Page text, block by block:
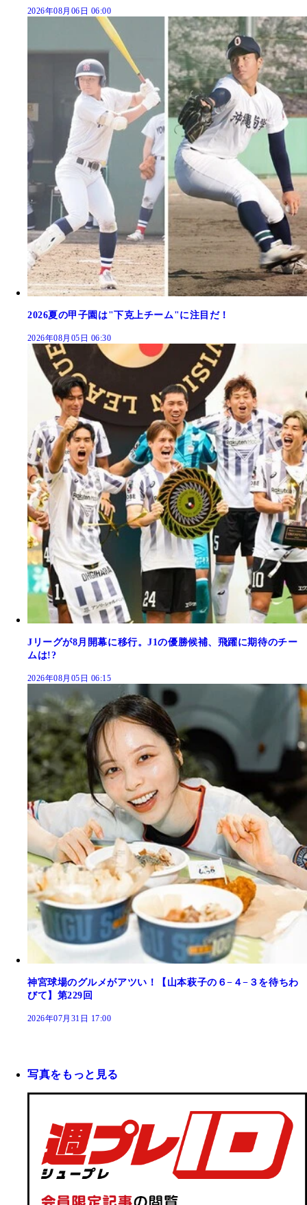
2026年08月06日 06:00
2026夏の甲子園は"下克上チーム"に注目だ！
2026年08月05日 06:30
Jリーグが8月開幕に移行。J1の優勝候補、飛躍に期待のチー
ムは!?
2026年08月05日 06:15
神宮球場のグルメがアツい！【山本萩子の６−４−３を待ちわ
びて】第229回
2026年07月31日 17:00
写真をもっと見る